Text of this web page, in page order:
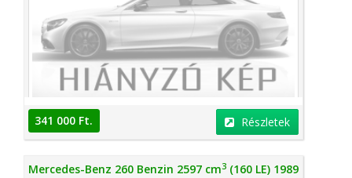
341 000 Ft. Részletek
Mercedes-Benz 260 Benzin 2597 cm3 (160 LE) 1989